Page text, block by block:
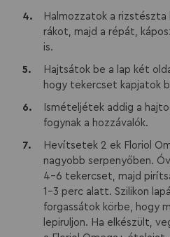
Halmozzatok a rizstészta
rákot, majd a répát,
is.
Hajtsátok be a lap két
hogy tekercset kapjatok
Ismételjétek addig a
fogynak a hozzávalók.
Hevítsetek 2 ek Floriol
nagyobb serpenyőben.
4-6 tekercset, majd
1-3 perc alatt. Szilikon
forgassátok körbe, hogy
lepiruljon. Ha elkészült,